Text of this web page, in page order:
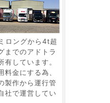
ロングから4t超
までのアドトラ
有しています。
料金にする為、
製作から運行管
社で運営してい